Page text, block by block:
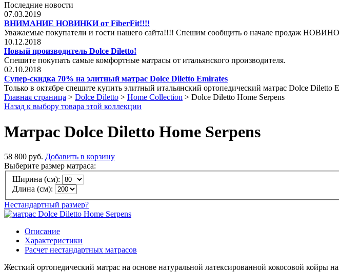
Последние новости
07.03.2019
ВНИМАНИЕ НОВИНКИ от FiberFit!!!!
Уважаемые покупатели и гости нашего сайта!!!! Спешим сообщить о начале продаж
10.12.2018
Новый производитель Dolce Diletto!
Спешите покупать самые комфортные матрасы от итальянского производителя.
02.10.2018
Супер-скидка 70% на элитный матрас Dolce Diletto Emirates
Только в октябре спешите купить элитный итальянский ортопедический матрас Dolce Diletto
Главная страница > Dolce Diletto > Home Collection > Dolce Diletto Home Serpens
Назад к выбору товара этой коллекции
Матрас Dolce Diletto Home Serpens
58 800 руб. Добавить в корзину
Выберите размер матраса:
Ширина (см):
Длина (см):
Нестандартный размер?
Описание
Характеристики
Расчет нестандартных матрасов
Жесткий ортопедический матрас на основе натуральной латексированной кокосовой койры